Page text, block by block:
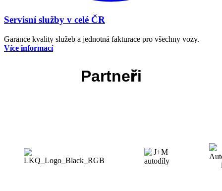
Servisní služby v celé ČR
Garance kvality služeb a jednotná fakturace pro všechny vozy.
Více informací
Partneři